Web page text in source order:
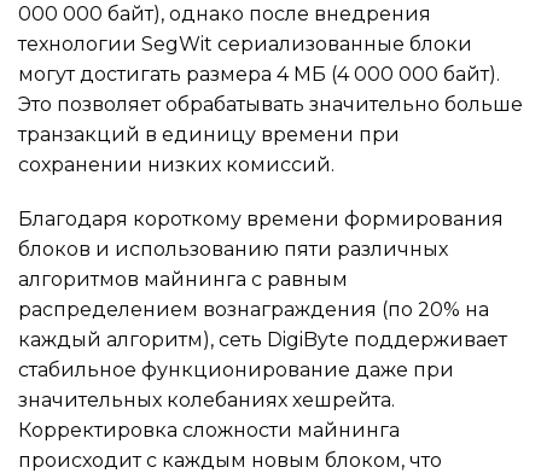
000 000 байт), однако после внедрения
технологии SegWit сериализованные блоки
могут достигать размера 4 МБ (4 000 000 байт).
Это позволяет обрабатывать значительно больше
транзакций в единицу времени при
сохранении низких комиссий.
Благодаря короткому времени формирования
блоков и использованию пяти различных
алгоритмов майнинга с равным
распределением вознаграждения (по 20% на
каждый алгоритм), сеть DigiByte поддерживает
стабильное функционирование даже при
значительных колебаниях хешрейта.
Корректировка сложности майнинга
происходит с каждым новым блоком, что